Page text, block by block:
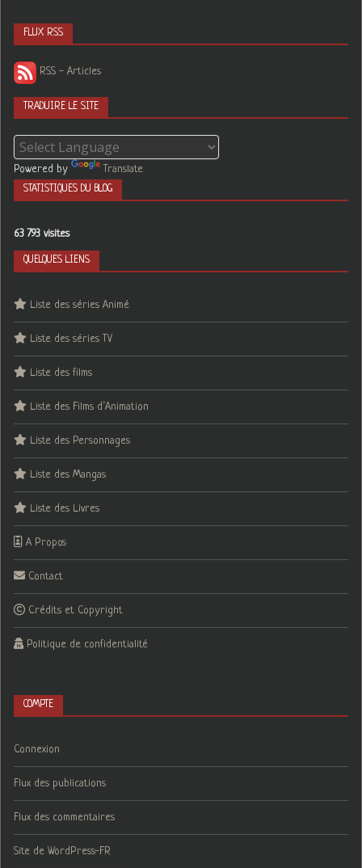
FLUX RSS
RSS - Articles
TRADUIRE LE SITE
Powered by Translate
STATISTIQUES DU BLOG
63 793 visites
QUELQUES LIENS
Liste des séries Animé
Liste des séries TV
Liste des films
Liste des Films d’Animation
Liste des Personnages
Liste des Mangas
Liste des Livres
A Propos
Contact
Crédits et Copyright
Politique de confidentialité
COMPTE
Connexion
Flux des publications
Flux des commentaires
Site de WordPress-FR